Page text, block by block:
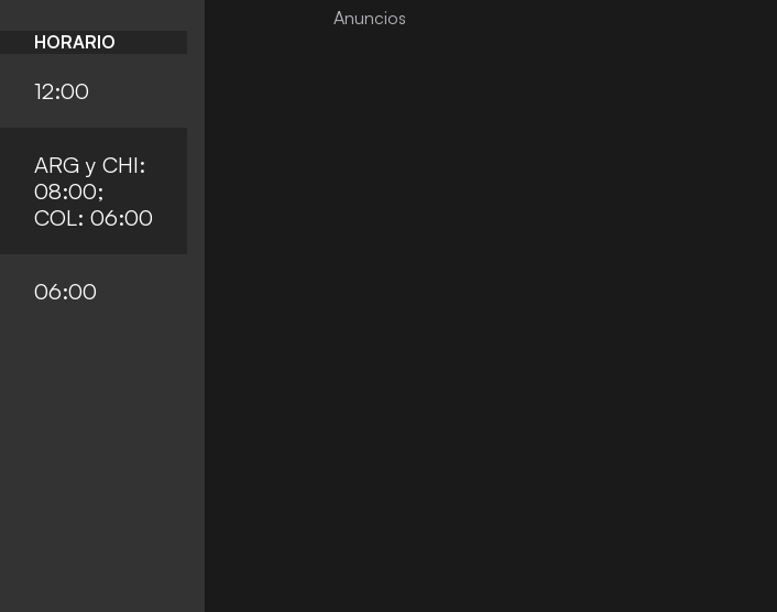
HORARIO
12:00
ARG y CHI:
08:00;
COL: 06:00
06:00